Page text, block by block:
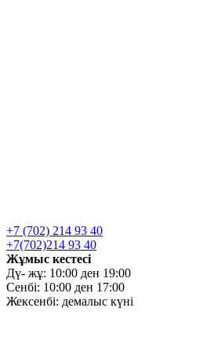
+7 (702) 214 93 40
+7(702)214 93 40
Жұмыс кестесі
Дү- жұ: 10:00 ден 19:00
Сенбі: 10:00 ден 17:00
Жексенбі: демалыс күні